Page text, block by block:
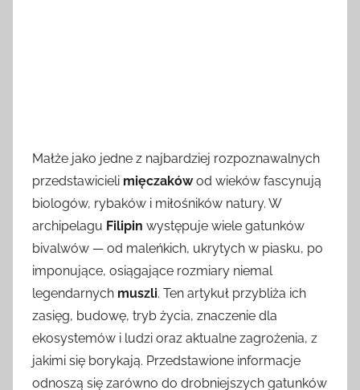
Małże jako jedne z najbardziej rozpoznawalnych
przedstawicieli mięczakówod wieków fascynują
biologów, rybaków i miłośników natury. W
archipelagu Filipin występuje wiele gatunków
bivalwów — od maleńkich, ukrytych w piasku, po
imponujące, osiągające rozmiary niemal
legendarnych muszli. Ten artykuł przybliża ich
zasięg, budowę, tryb życia, znaczenie dla
ekosystemów i ludzi oraz aktualne zagrożenia, z
jakimi się borykają. Przedstawione informacje
odnoszą się zarówno do drobniejszych gatunków